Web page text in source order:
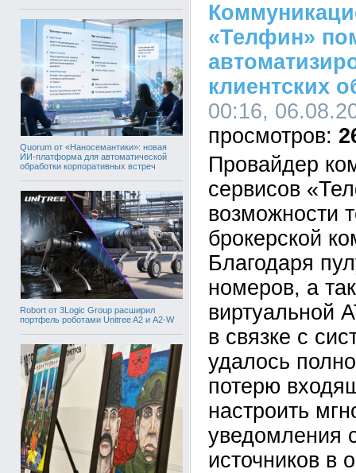
Quorum от «Наносемантики»: новая
ИИ-платформа для автоматической
обработки корпоративных встреч
Robort от 3Logic Group расширил
портфель роботами Unitree A2 и A2-W
«Телфин»
клиентских
00:16,
Провайдер
сервисов
возможности
брокерской
Благодаря
номеров, а
виртуальной
в связке с
удалось
потерю
настроить
уведомления
источников в